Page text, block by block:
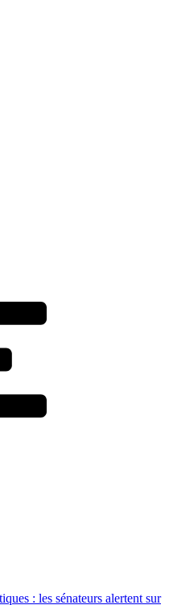
: les sénateurs alertent sur